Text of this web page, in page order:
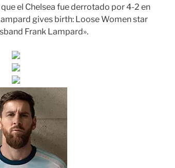
el Chelsea fue derrotado por 4-2 en
gives birth: Loose Women star
Frank Lampard».